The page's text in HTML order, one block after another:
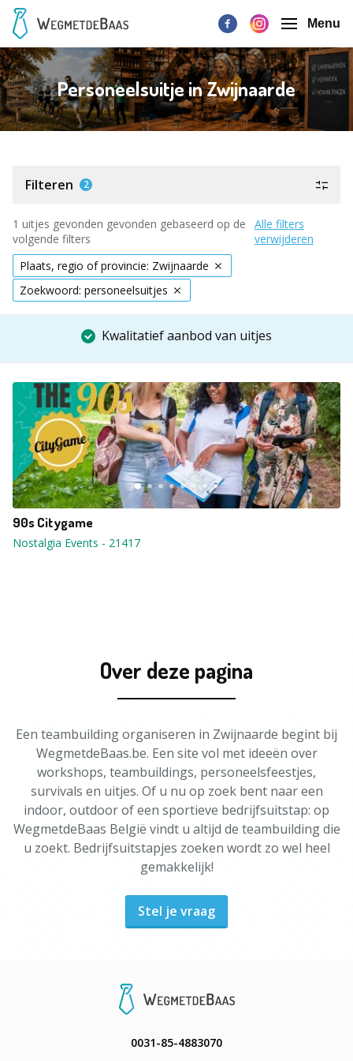
Menu
Personeelsuitje in Zwijnaarde
Filteren 2
1 uitjes gevonden gevonden gebaseerd op de
volgende filters
Alle filters
verwijderen
Plaats, regio of provincie: Zwijnaarde
Zoekwoord: personeelsuitjes
Kwalitatief aanbod van uitjes
90s Citygame
Nostalgia Events - 21417
Over deze pagina
Een teambuilding organiseren in Zwijnaarde begint bij
WegmetdeBaas.be. Een site vol met ideeën over
workshops, teambuildings, personeelsfeestjes,
survivals en uitjes. Of u nu op zoek bent naar een
indoor, outdoor of een sportieve bedrijfsuitstap: op
WegmetdeBaas België vindt u altijd de teambuilding die
u zoekt. Bedrijfsuitstapjes zoeken wordt zo wel heel
gemakkelijk!
Stel je vraag
0031-85-4883070